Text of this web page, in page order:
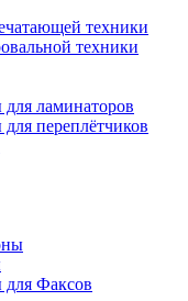
техники
техники
ламинаторов
переплётчиков
для Факсов